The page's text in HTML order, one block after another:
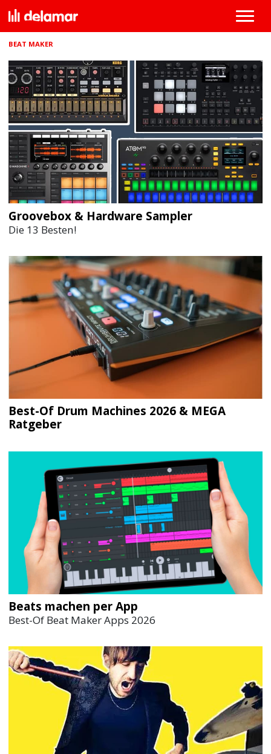
BEAT MAKER
Groovebox & Hardware Sampler
Die 13 Besten!
Best-Of Drum Machines 2026 & MEGA
Ratgeber
Beats machen per App
Best-Of Beat Maker Apps 2026